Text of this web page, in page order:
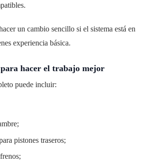
un cambio sencillo si el sistema está en
experiencia básica.
hacer el trabajo mejor
puede incluir:
pistones traseros;